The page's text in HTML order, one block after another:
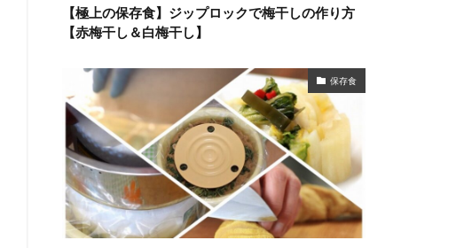
【極上の保存食】ジップロックで梅干しの作り方
【赤梅干し＆白梅干し】
保存食